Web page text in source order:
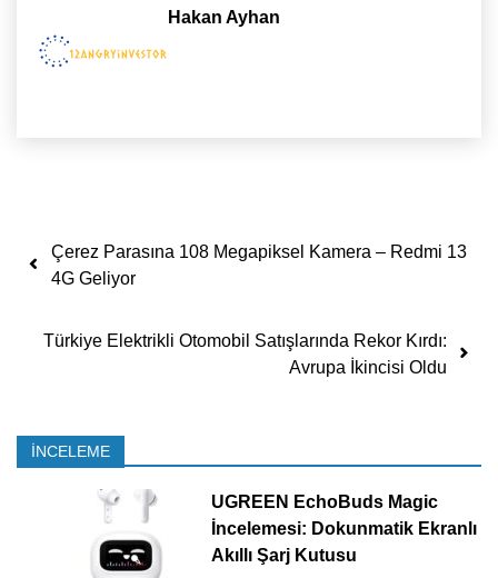
Hakan Ayhan
Yazı dolaşımı
Çerez Parasına 108 Megapiksel Kamera – Redmi 13
4G Geliyor
Türkiye Elektrikli Otomobil Satışlarında Rekor Kırdı:
Avrupa İkincisi Oldu
İNCELEME
UGREEN EchoBuds Magic
İncelemesi: Dokunmatik Ekranlı
Akıllı Şarj Kutusu